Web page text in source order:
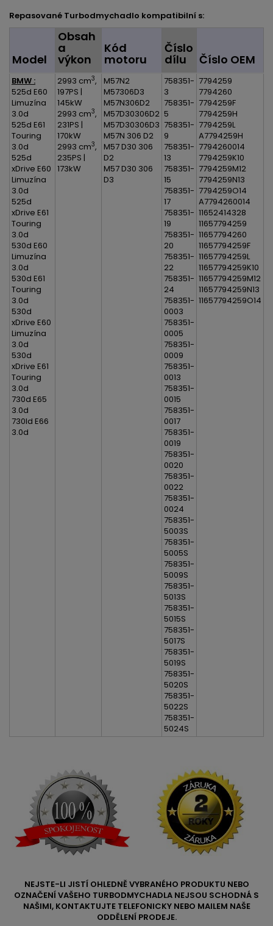
Repasované Turbodmychadlo kompatibilní s:
Model
Obsah
a
výkon
Kód
motoru
Číslo
dílu Číslo OEM
BMW :
525d E60
Limuzína
3.0d
525d E61
Touring
3.0d
525d
xDrive E60
Limuzína
3.0d
525d
xDrive E61
Touring
3.0d
530d E60
Limuzína
3.0d
530d E61
Touring
3.0d
530d
xDrive E60
Limuzína
3.0d
530d
xDrive E61
Touring
3.0d
730d E65
3.0d
730ld E66
3.0d
2993 cm3,
197PS |
145kW
2993 cm3,
231PS |
170kW
2993 cm3,
235PS |
173kW
M57N2
M57306D3
M57N306D2
M57D30306D2
M57D30306D3
M57N 306 D2
M57 D30 306
D2
M57 D30 306
D3
758351-
3
758351-
5
758351-
9
758351-
13
758351-
15
758351-
17
758351-
19
758351-
20
758351-
22
758351-
24
758351-
0003
758351-
0005
758351-
0009
758351-
0013
758351-
0015
758351-
0017
758351-
0019
758351-
0020
758351-
0022
758351-
0024
758351-
5003S
758351-
5005S
758351-
5009S
758351-
5013S
758351-
5015S
758351-
5017S
758351-
5019S
758351-
5020S
758351-
5022S
758351-
5024S
7794259
7794260
7794259F
7794259H
7794259L
A7794259H
7794260014
7794259K10
7794259M12
7794259N13
7794259O14
A7794260014
11652414328
11657794259
11657794260
11657794259F
11657794259L
11657794259K10
11657794259M12
11657794259N13
11657794259O14
NEJSTE-LI JISTÍ OHLEDNĚ VYBRANÉHO PRODUKTU NEBO
OZNAČENÍ VAŠEHO TURBODMYCHADLA NEJSOU SCHODNÁ S
NAŠIMI, KONTAKTUJTE TELEFONICKY NEBO MAILEM NAŠE
ODDĚLENÍ PRODEJE.